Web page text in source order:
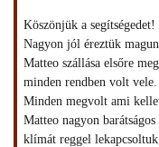
Köszönjük a segítségedet!
Nagyon jól éreztük
Matteo szállása elsőre
minden rendben volt vele.
Minden megvolt ami
Matteo nagyon
klímát reggel